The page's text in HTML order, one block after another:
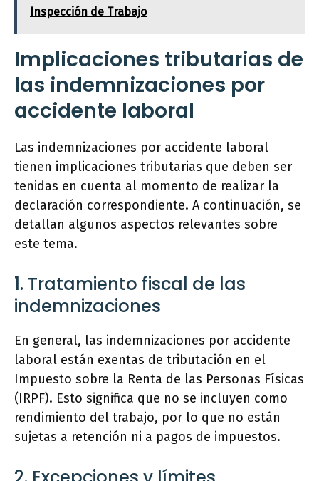
Inspección de Trabajo
Implicaciones tributarias de
las indemnizaciones por
accidente laboral
Las indemnizaciones por accidente laboral
tienen implicaciones tributarias que deben ser
tenidas en cuenta al momento de realizar la
declaración correspondiente. A continuación, se
detallan algunos aspectos relevantes sobre
este tema.
1. Tratamiento fiscal de las
indemnizaciones
En general, las indemnizaciones por accidente
laboral están exentas de tributación en el
Impuesto sobre la Renta de las Personas Físicas
(IRPF). Esto significa que no se incluyen como
rendimiento del trabajo, por lo que no están
sujetas a retención ni a pagos de impuestos.